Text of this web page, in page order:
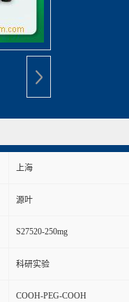
上海
源叶
S27520-250mg
科研实验
COOH-PEG-COOH